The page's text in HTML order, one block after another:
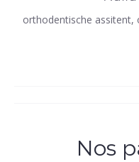
orthodentische
Nos